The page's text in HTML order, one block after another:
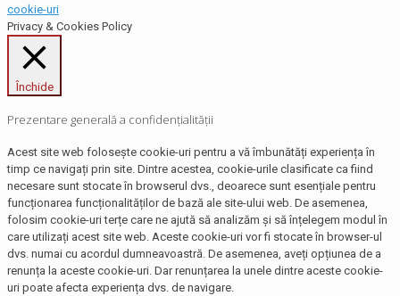
cookie-uri
Privacy & Cookies Policy
Închide
Prezentare generală a confidențialității
Acest site web folosește cookie-uri pentru a vă îmbunătăți experiența în
timp ce navigați prin site. Dintre acestea, cookie-urile clasificate ca fiind
necesare sunt stocate în browserul dvs., deoarece sunt esențiale pentru
funcționarea funcționalităților de bază ale site-ului web. De asemenea,
folosim cookie-uri terțe care ne ajută să analizăm și să înțelegem modul în
care utilizați acest site web. Aceste cookie-uri vor fi stocate în browser-ul
dvs. numai cu acordul dumneavoastră. De asemenea, aveți opțiunea de a
renunța la aceste cookie-uri. Dar renunțarea la unele dintre aceste cookie-
uri poate afecta experiența dvs. de navigare.